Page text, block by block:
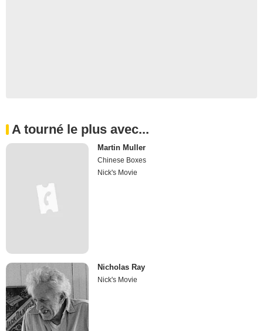
A tourné le plus avec...
Martin Muller
Chinese Boxes
Nick's Movie
Nicholas Ray
Nick's Movie